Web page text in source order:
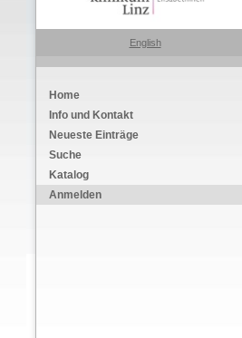
English
Home
Info und Kontakt
Neueste Einträge
Suche
Katalog
Anmelden